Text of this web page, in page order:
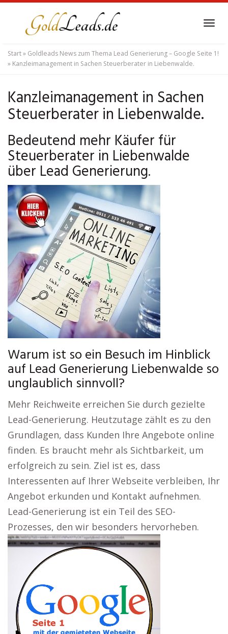
content
Start» Goldleads News zum Thema Lead Generierung – Google Seite 1!
» Kanzleimanagement in Sachen Steuerberater in Liebenwalde.
Kanzleimanagement in Sachen
Steuerberater in Liebenwalde.
Bedeutend mehr Käufer für
Steuerberater in Liebenwalde
über Lead Generierung.
Warum ist so ein Besuch im Hinblick
auf Lead Generierung Liebenwalde so
unglaublich sinnvoll?
Mehr Reichweite erreichen Sie durch gezielte
Lead-Generierung. Heutzutage zählt es zu den
Grundlagen, dass Kunden Ihre Angebote online
finden. Es braucht mehr als Sichtbarkeit, um
erfolgreich zu sein. Ziel ist es, dass
Interessenten auf Ihrer Webseite verbleiben, Ihr
Angebot erkunden und Kontakt aufnehmen.
Lead-Generierung ist ein Teil des SEO-
Prozesses, den wir besonders hervorheben.